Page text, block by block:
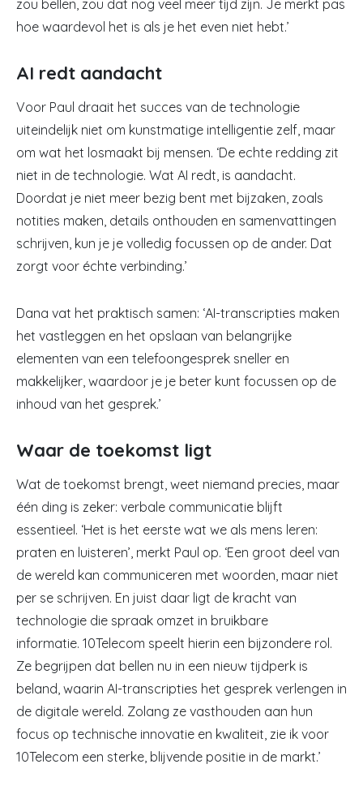
zou bellen, zou dat nog veel meer tijd zijn. Je merkt pas
hoe waardevol het is als je het even niet hebt.’
AI redt aandacht
Voor Paul draait het succes van de technologie
uiteindelijk niet om kunstmatige intelligentie zelf, maar
om wat het losmaakt bij mensen. ‘De echte redding zit
niet in de technologie. Wat AI redt, is aandacht.
Doordat je niet meer bezig bent met bijzaken, zoals
notities maken, details onthouden en samenvattingen
schrijven, kun je je volledig focussen op de ander. Dat
zorgt voor échte verbinding.’
Dana vat het praktisch samen: ‘AI-transcripties maken
het vastleggen en het opslaan van belangrijke
elementen van een telefoongesprek sneller en
makkelijker, waardoor je je beter kunt focussen op de
inhoud van het gesprek.’
Waar de toekomst ligt
Wat de toekomst brengt, weet niemand precies, maar
één ding is zeker: verbale communicatie blijft
essentieel. ‘Het is het eerste wat we als mens leren:
praten en luisteren’, merkt Paul op. ‘Een groot deel van
de wereld kan communiceren met woorden, maar niet
per se schrijven. En juist daar ligt de kracht van
technologie die spraak omzet in bruikbare
informatie. 10Telecom speelt hierin een bijzondere rol.
Ze begrijpen dat bellen nu in een nieuw tijdperk is
beland, waarin AI-transcripties het gesprek verlengen in
de digitale wereld. Zolang ze vasthouden aan hun
focus op technische innovatie en kwaliteit, zie ik voor
10Telecom een sterke, blijvende positie in de markt.’